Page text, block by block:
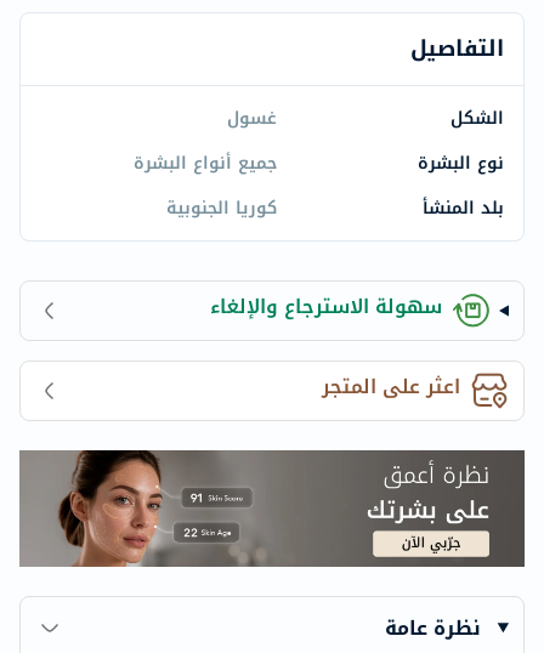
التفاصيل
الشكل
غسول
نوع البشرة
جميع أنواع البشرة
بلد المنشأ
كوريا الجنوبية
سهولة الاسترجاع والإلغاء
اعثر على المتجر
نظرة عامة